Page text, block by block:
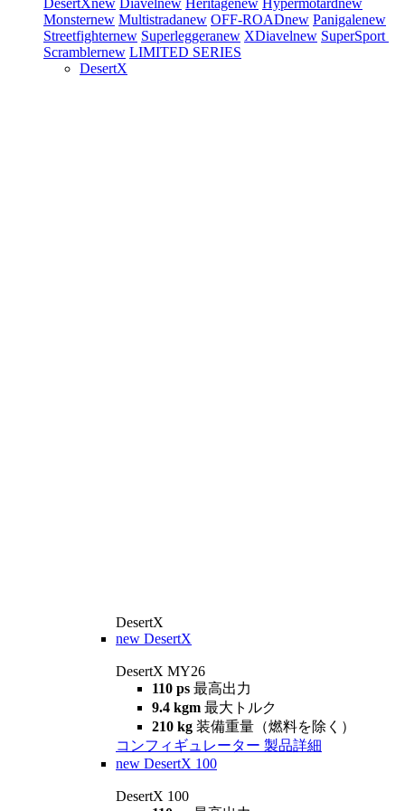
DesertXnew Diavelnew Heritagenew Hypermotardnew
Monsternew Multistradanew OFF-ROADnew Panigalenew
Streetfighternew Superleggeranew XDiavelnew SuperSport
Scramblernew LIMITED SERIES
DesertX
DesertX
new DesertX
DesertX MY26
110 ps 最高出力
9.4 kgm 最大トルク
210 kg 装備重量（燃料を除く）
コンフィギュレーター 製品詳細
new DesertX 100
DesertX 100